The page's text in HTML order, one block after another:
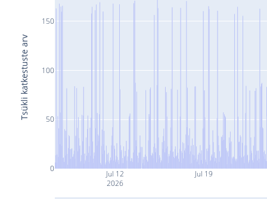
Jul 12
2026
Jul 19
0
50
100
150
Tsükli katkestuste arv